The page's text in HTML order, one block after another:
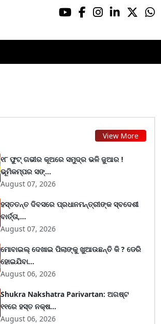
View More
୧୮ ଫୁଟ୍ ଗଭୀର କୂଅରେ ସମୁଦ୍ର ଭଳି ଜୁଆର !
ଭୂମିକମ୍ପର ସଙ୍...
August 07, 2026
ହସ୍ତତନ୍ତ ଦିବସରେ ପ୍ରଧାନମନ୍ତ୍ରୀଙ୍କ ସ୍ବଦେଶୀ
ବାର୍ତ୍ତା,...
August 07, 2026
ମୋବାଇଲ୍ ଦେଖାଇ ପିଲାଙ୍କୁ ଖୁଆଉଛନ୍ତି କି ? ଡେରି
ହୋଇଯିବା...
August 06, 2026
Shukra Nakshatra Parivartan: ଅଗଷ୍ଟ
୧୧ରେ ହସ୍ତ ନକ୍ଷ...
August 06, 2026